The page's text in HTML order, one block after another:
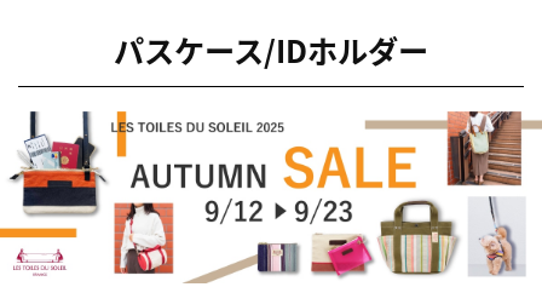
パスケース/IDホルダー